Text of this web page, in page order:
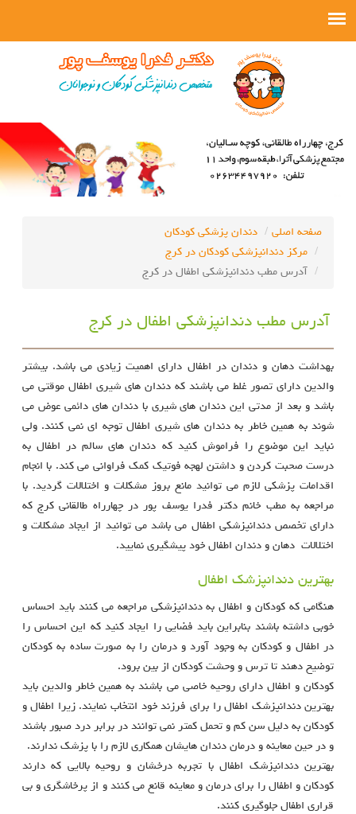
صفحه اصلی
دندان پزشکی کودکان
مرکز دندانپزشکی کودکان در کرج
آدرس مطب دندانپزشکی اطفال در کرج
آدرس مطب دندانپزشکی اطفال در کرج
بهداشت دهان و دندان در اطفال دارای اهمیت زیادی می باشد. بیشتر
والدین دارای تصور غلط می باشند که دندان های شیری اطفال موقتی می
باشد و بعد از مدتی این دندان های شیری با دندان های دائمی عوض می
شوند به همین خاطر به دندان های شیری اطفال توجه ای نمی کنند. ولی
نباید این موضوع را فراموش کنید که دندان های سالم در اطفال به
درست صحبت کردن و داشتن لهجه فوتیک کمک فراوانی می کند. با انجام
اقدامات پزشکی لازم می توانید مانع بروز مشکلات و اختلالات گردید. با
مراجعه به مطب خانم دکتر فدرا یوسف پور در چهارراه طالقانی کرج که
دارای تخصص دندانپزشکی اطفال می باشد می توانید از ایجاد مشکلات و
اختلالات دهان و دندان اطفال خود پیشگیری نمایید.
بهترین دندانپزشک اطفال
هنگامی که کودکان و اطفال به دندانپزشکی مراجعه می کنند باید احساس
خوبی داشته باشند بنابراین باید فضایی را ایجاد کنید که این احساس را
در اطفال و کودکان به وجود آورد و درمان را به صورت ساده به کودکان
توضیح دهند تا ترس و وحشت کودکان از بین برود.
کودکان و اطفال دارای روحیه خاصی می باشند به همین خاطر والدین باید
بهترین دندانپزشک اطفال را برای فرزند خود انتخاب نمایند. زیرا اطفال و
کودکان به دلیل سن کم و تحمل کمتر نمی توانند در برابر درد صبور باشند
و در حین معاینه و درمان دندان هایشان همکاری لازم را با پزشک ندارند.
بهترین دندانپزشک اطفال با تجربه درخشان و روحیه بالایی که دارند
کودکان و اطفال را برای درمان و معاینه قانع می کنند و از پرخاشگری و بی
قراری اطفال جلوگیری کنند.